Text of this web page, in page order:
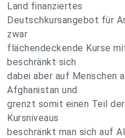
Land finanziertes
Deutschkursangebot für
zwar
flächendeckende Kurse
beschränkt sich
dabei aber auf Menschen
Afghanistan und
grenzt somit einen Teil
Kursniveaus
beschränkt man sich auf